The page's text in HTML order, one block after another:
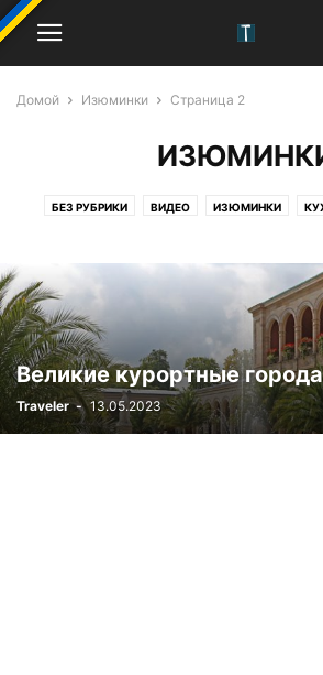
Домой Изюминки Страница 2
БЕЗ РУБРИКИ ВИДЕО ИЗЮМИНКИ
Великие курортные
Traveler - 13.05.2023